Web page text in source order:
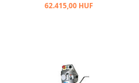
62.415,00 HUF